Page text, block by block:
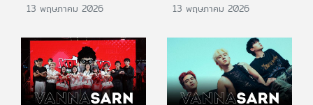
13 พฤษภาคม 2026 13 พฤษภาคม 2026